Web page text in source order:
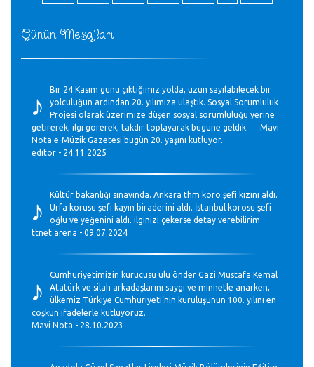
Günün Mesajları
♪
Bir 24 Kasım günü çıktığımız yolda, uzun sayılabilecek bir
yolculuğun ardından 20. yılımıza ulaştık. Sosyal Sorumluluk
Projesi olarak üzerimize düşen sosyal sorumluluğu yerine
getirerek, ilgi görerek, takdir toplayarak bugüne geldik. Mavi
Nota e-Müzik Gazetesi bugün 20. yaşını kutluyor.
editör - 24.11.2025
♪
Kültür bakanlığı sınavında. Ankara thm koro şefi kızını aldı.
Urfa korusu şefi kayın biraderini aldı. İstanbul korosu şefi
oğlu ve yeğenini aldı. ilginizi çekerse detay verebilirim
ttnet arena - 09.07.2024
♪
Cumhuriyetimizin kurucusu ulu önder Gazi Mustafa Kemal
Atatürk ve silah arkadaşlarını saygı ve minnetle anarken,
ülkemiz Türkiye Cumhuriyeti’nin kuruluşunun 100. yılını en
coşkun ifadelerle kutluyoruz.
Mavi Nota - 28.10.2023